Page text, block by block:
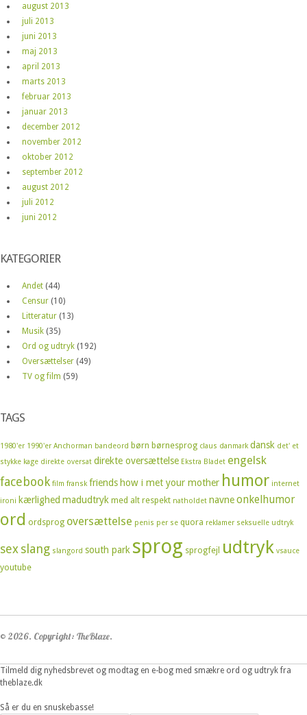
august 2013
juli 2013
juni 2013
maj 2013
april 2013
marts 2013
februar 2013
januar 2013
december 2012
november 2012
oktober 2012
september 2012
august 2012
juli 2012
juni 2012
KATEGORIER
Andet (44)
Censur (10)
Litteratur (13)
Musik (35)
Ord og udtryk (192)
Oversættelser (49)
TV og film (59)
TAGS
1980'er 1990'er Anchorman bandeord børn børnesprog claus danmark dansk det' et
stykke kage direkte oversat direkte oversættelse Ekstra Bladet engelsk
facebook film fransk friends how i met your mother humor internet
ironi kærlighed madudtryk med alt respekt natholdet navneonkelhumor
ord ordsprog oversættelse penis per se quora reklamer seksuelle udtryk
sexslang slangord south park sprog sprogfejl udtryk vsauce
youtube
© 2026. Copyright: TheBlaze.
Tilmeld dig nyhedsbrevet og modtag en e-bog med smækre ord og udtryk fra
theblaze.dk
Så er du en snuskebasse!